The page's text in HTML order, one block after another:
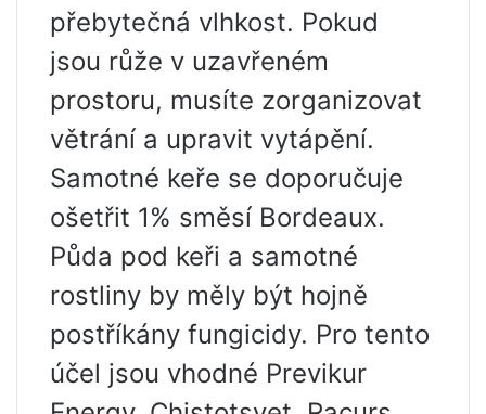
přebytečná vlhkost. Pokud
jsou růže v uzavřeném
prostoru, musíte zorganizovat
větrání a upravit vytápění.
Samotné keře se doporučuje
ošetřit 1% směsí Bordeaux.
Půda pod keři a samotné
rostliny by měly být hojně
postříkány fungicidy. Pro tento
účel jsou vhodné Previkur